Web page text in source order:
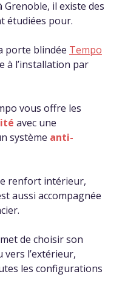
Grenoble, il existe des
étudiées pour.
porte blindée Tempo
à l’installation par
vous offre les
avec une
système anti-
renfort intérieur,
aussi accompagnée
de choisir son
l’extérieur,
les configurations